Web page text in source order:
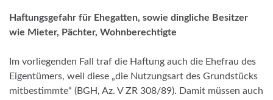
Haftungsgefahr für Ehegatten, sowie dingliche Besitzer
wie Mieter, Pächter, Wohnberechtigte
Im vorliegenden Fall traf die Haftung auch die Ehefrau des
Eigentümers, weil diese „die Nutzungsart des Grundstücks
mitbestimmte“ (BGH, Az. V ZR 308/89). Damit müssen auch